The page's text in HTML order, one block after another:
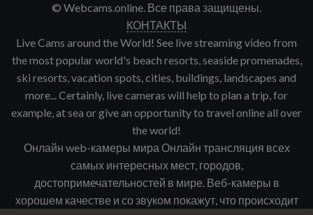
© Webcams.online. Все права защищены.
КОНТАКТЫ
Live Cams around the World! See live streaming video from
the most popular world's beach resorts, seaside promenades,
ski resorts, vacation spots, cities, buildings, landscapes and
more... Certainly, live cameras will help to plan a trip, for
example, at sea or give an opportunity to travel online all over
the world!
Онлайн web-камеры мира Онлайн трансляция всех
самых интересных мест, городов,
достопримечательностей в мире. Веб-камеры в
хорошем качестве и со звуком покажут, что происходит